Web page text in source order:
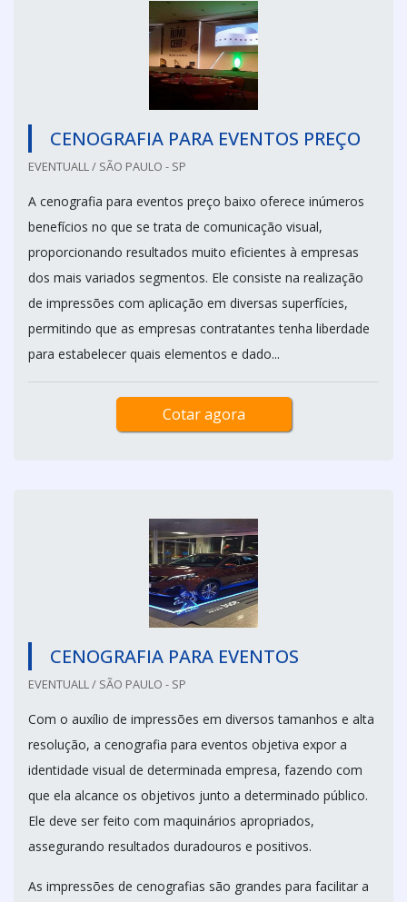
CENOGRAFIA PARA EVENTOS PREÇO
EVENTUALL / SÃO PAULO - SP
A cenografia para eventos preço baixo oferece inúmeros
benefícios no que se trata de comunicação visual,
proporcionando resultados muito eficientes à empresas
dos mais variados segmentos. Ele consiste na realização
de impressões com aplicação em diversas superfícies,
permitindo que as empresas contratantes tenha liberdade
para estabelecer quais elementos e dado...
Cotar agora
CENOGRAFIA PARA EVENTOS
EVENTUALL / SÃO PAULO - SP
Com o auxílio de impressões em diversos tamanhos e alta
resolução, a cenografia para eventos objetiva expor a
identidade visual de determinada empresa, fazendo com
que ela alcance os objetivos junto a determinado público.
Ele deve ser feito com maquinários apropriados,
assegurando resultados duradouros e positivos.
As impressões de cenografias são grandes para facilitar a